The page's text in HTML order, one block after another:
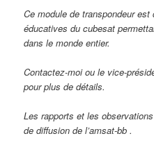
Ce module de transpondeur
éducatives du cubesat
dans le monde entier.
Contactez-moi ou le vice-
pour plus de détails.
Les rapports et les
de diffusion de l’amsat-bb .